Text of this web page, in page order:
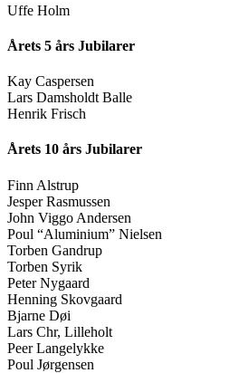
Uffe Holm
Årets 5 års Jubilarer
Kay Caspersen
Lars Damsholdt Balle
Henrik Frisch
Årets 10 års Jubilarer
Finn Alstrup
Jesper Rasmussen
John Viggo Andersen
Poul “Aluminium” Nielsen
Torben Gandrup
Torben Syrik
Peter Nygaard
Henning Skovgaard
Bjarne Døi
Lars Chr, Lilleholt
Peer Langelykke
Poul Jørgensen